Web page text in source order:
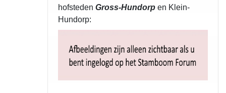
hofsteden Gross-Hundorp en Klein-
Hundorp: